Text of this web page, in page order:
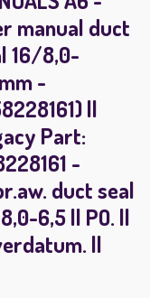
manual duct
16/8,0-
-
||
Part:
-
duct seal
6,5 || PO. ||
||